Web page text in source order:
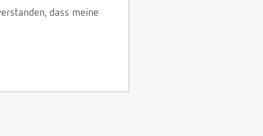
dass meine